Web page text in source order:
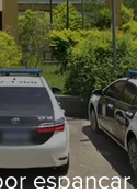
espancar